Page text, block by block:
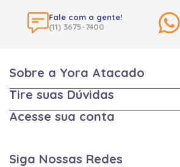
Fale com a gente!
(11) 3675-7400
Sobre a Yora Atacado
Tire suas Dúvidas
Acesse sua conta
Siga Nossas Redes